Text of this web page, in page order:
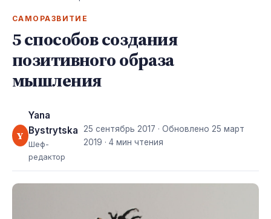
САМОРАЗВИТИЕ
5 способов создания
позитивного образа
мышления
Y
Yana
Bystrytska
Шеф-
редактор
25 сентябрь 2017 · Обновлено 25 март
2019 · 4 мин чтения